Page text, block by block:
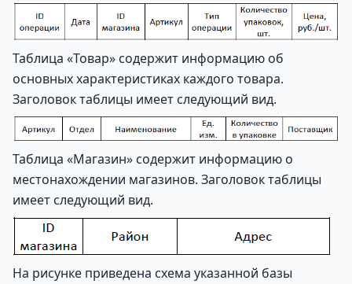
Таблица «Товар» содержит информацию об
основных характеристиках каждого товара.
Заголовок таблицы имеет следующий вид.
Таблица «Магазин» содержит информацию о
местонахождении магазинов. Заголовок таблицы
имеет следующий вид.
На рисунке приведена схема указанной базы